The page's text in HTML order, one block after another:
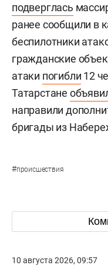
подверглась
ранее сообщили в
беспилотники
гражданские
атаки погибли 12
Татарстане
направили
бригады из
#происшествия
10 августа 2026, 09:57